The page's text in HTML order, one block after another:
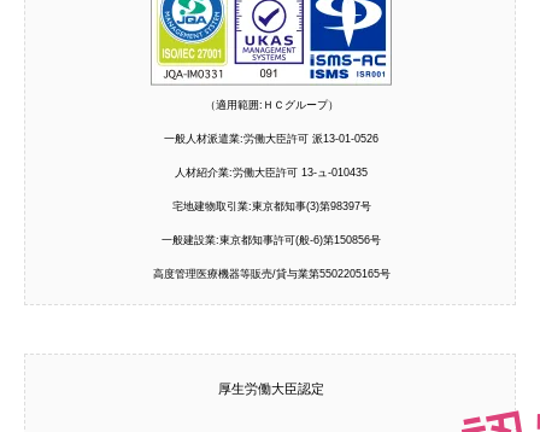
（適用範囲:ＨＣグループ）
一般人材派遣業:労働大臣許可 派13-01-0526
人材紹介業:労働大臣許可 13-ュ-010435
宅地建物取引業:東京都知事(3)第98397号
一般建設業:東京都知事許可(般-6)第150856号
高度管理医療機器等販売/貸与業第5502205165号
厚生労働大臣認定